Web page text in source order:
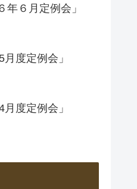
年６月定例会」
度定例会」
度定例会」